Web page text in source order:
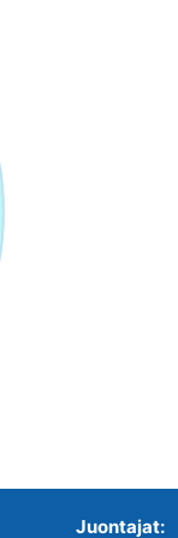
Juontajat: